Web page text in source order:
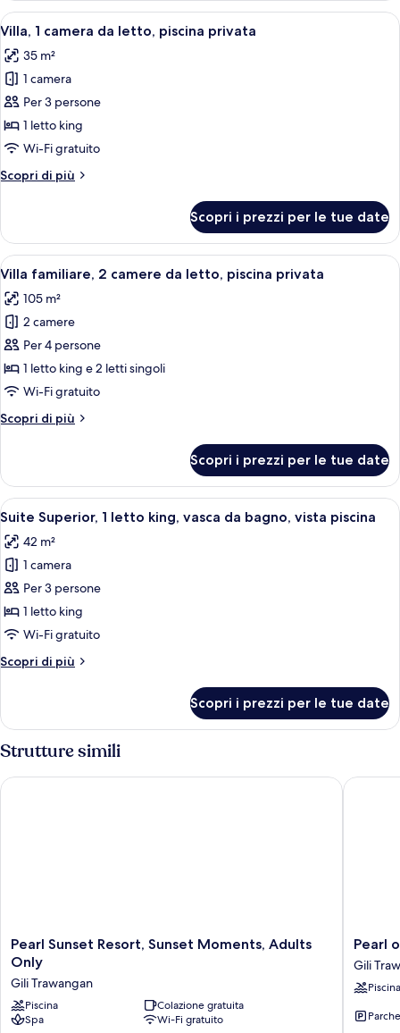
piscina
con
2
singoli,
vista
piscina
Apri
tutte
le
foto
per
Villa,
1
da
privata
Una casa moderna con piscina, area
9
Villa, 1 camera da letto, piscina privata
35 m²
1 camera
Per 3 persone
1 letto king
Wi-Fi gratuito
Scopri di più
Altri
1
camera
da
piscina
privata
Scopri i prezzi per le tue date
Apri
tutte
le
foto
per
Villa
familiare,
camere
piscina
privata
Un'area piscina moderna all'aperto
12
Villa familiare, 2 camere da letto, piscina privata
105 m²
2 camere
Per 4 persone
1 letto king e 2 letti singoli
Wi-Fi gratuito
Scopri di più
Altri
familiare,
camere
letto,
piscina
privata
Scopri i prezzi per le tue date
Apri
tutte
le
foto
per
Suite
Superior,
letto
da
bagno,
vista
piscina
Una camera d'albergo moderna con
6
Suite Superior, 1 letto king, vasca da bagno, vista piscina
42 m²
1 camera
Per 3 persone
1 letto king
Wi-Fi gratuito
Scopri di più
Altri
Superior,
1
letto
king,
vasca
Scopri i prezzi per le tue date
Strutture simili
Pearl
Sunset
Resort,
Sunset
Moments,
Adults
Pearl Sunset Resort, Sunset Moments, Adults
Only
Gili Trawangan
Piscina
Colazione gratuita
Spa
Wi-Fi gratuito
Pearl Sunset Resort, Sunset Moments, Adults Only
Pearl
of
Gili
Pearl
Gili
Piscina
Pearl of